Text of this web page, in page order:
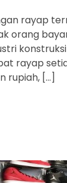
rayap
orang
rayap
rupiah, […]